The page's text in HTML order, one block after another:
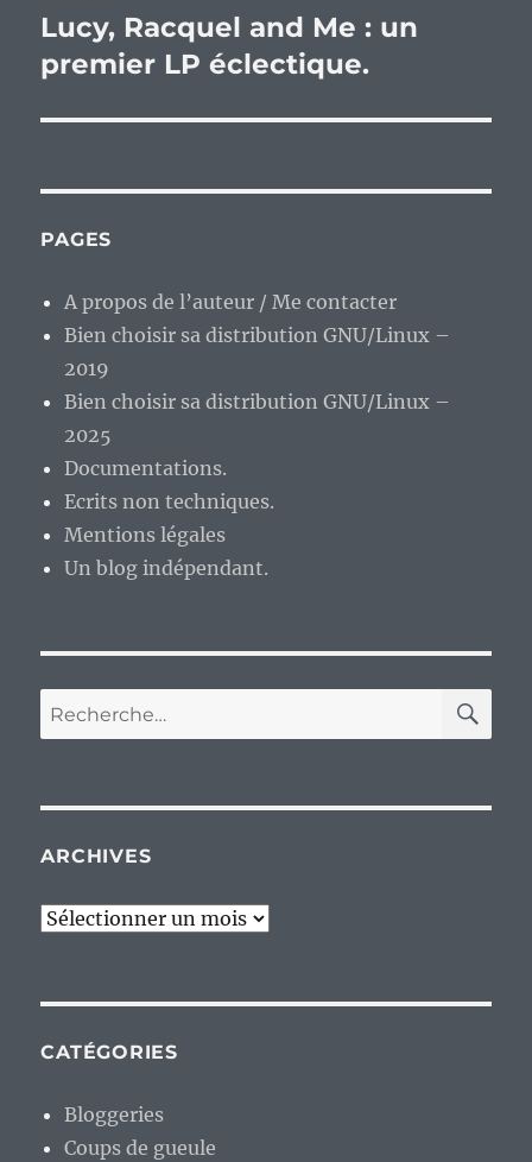
Publication
suivante :
Lucy, Racquel and Me : un
premier LP éclectique.
PAGES
A propos de l’auteur / Me contacter
Bien choisir sa distribution GNU/Linux –
2019
Bien choisir sa distribution GNU/Linux –
2025
Documentations.
Ecrits non techniques.
Mentions légales
Un blog indépendant.
Recherche
pour :
ARCHIVES
Archives
CATÉGORIES
Bloggeries
Coups de gueule